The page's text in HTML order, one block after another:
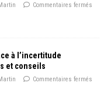
Commentaires fermés
à l’incertitude
et conseils
Commentaires fermés